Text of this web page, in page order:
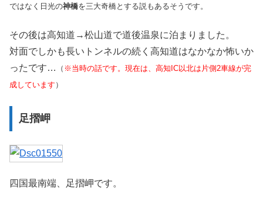
ではなく日光の神橋を三大奇橋とする説もあるそうです。
その後は高知道→松山道で道後温泉に泊まりました。
対面でしかも長いトンネルの続く高知道はなかなか怖いか
ったです…
（ ※当時の話です。現在は、高知IC以北は片側2車線が完
成しています ）
足摺岬
四国最南端、足摺岬です。